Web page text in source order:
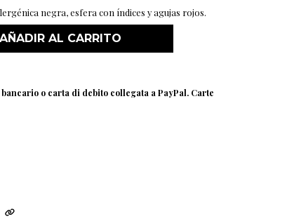
negra, esfera con índices y agujas rojos.
AÑADIR AL CARRITO
o carta di debito collegata a PayPal. Carte